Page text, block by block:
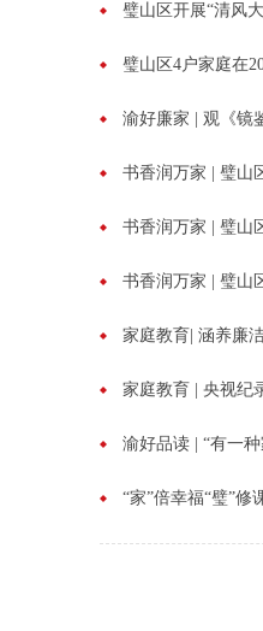
璧山区开展“清风
璧山区4户家庭在
渝好廉家 | 观《镜
书香润万家 | 璧山
书香润万家 | 璧山
书香润万家 | 璧山
家庭教育| 涵养廉
家庭教育 | 央视纪
渝好品读 | “有一
“家”倍幸福“璧”